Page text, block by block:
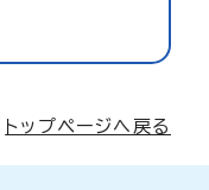
トップページへ戻る